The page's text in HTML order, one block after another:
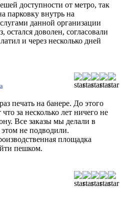
доступности от метро, так
парковку внутрь на
данной организации
остался доволен, согласовали
и через несколько дней
печать на банере. До этого
за несколько лет ничего не
Все заказы мы делали в
не подводили.
площадка
пешком.